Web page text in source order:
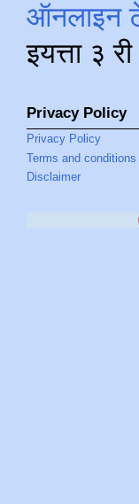
ऑनलाइन
इयत्ता ३
Privacy Policy
Privacy Policy
Terms and conditions
Disclaimer
YOUTUBE